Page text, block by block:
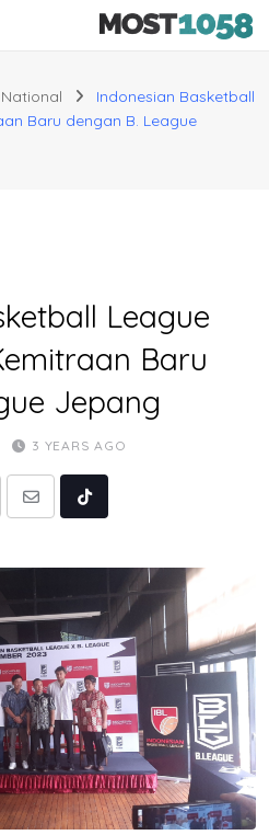
National
Indonesian Basketball
Baru dengan B. League
League
Baru
Jepang
3 YEARS AGO
Share
Tiktok